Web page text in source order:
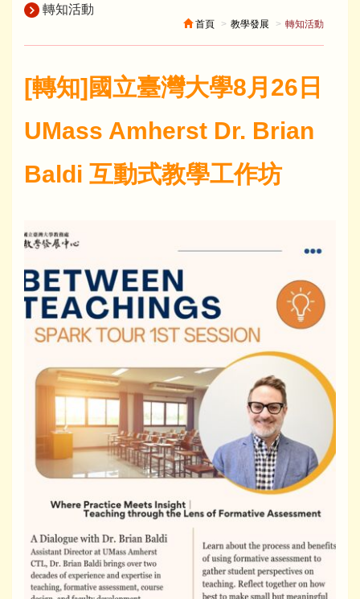
轉知活動
首頁 教學發展 轉知活動
[轉知]國立臺灣大學8月26日
UMass Amherst Dr. Brian
Baldi 互動式教學工作坊